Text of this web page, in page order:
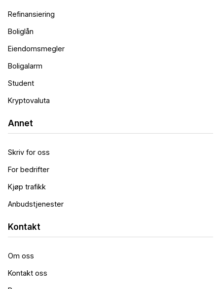
Refinansiering
Boliglån
Eiendomsmegler
Boligalarm
Student
Kryptovaluta
Annet
Skriv for oss
For bedrifter
Kjøp trafikk
Anbudstjenester
Kontakt
Om oss
Kontakt oss